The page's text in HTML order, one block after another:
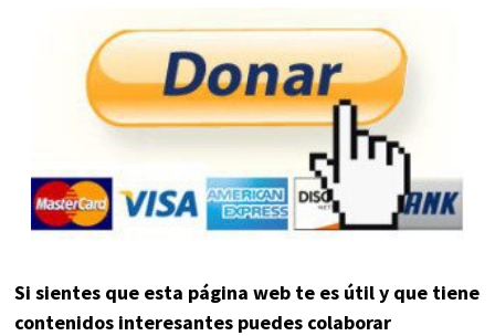
Si sientes que esta página web te es útil y que tiene
contenidos interesantes puedes colaborar